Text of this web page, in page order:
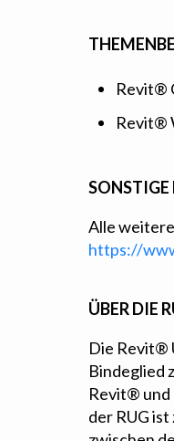
Revit®
Revit®
Alle
https://
ÜBER DIE
Die Revit®
Bindeglied
Revit® und
der RUG